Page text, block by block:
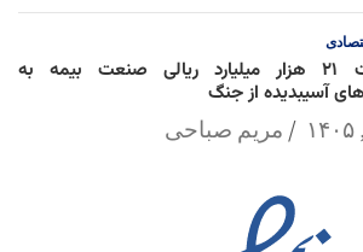
پرداخت ۲۱ هزار میلیارد ریالی صنعت بیمه به
آسیبدیده از جنگ
مریم صباحی